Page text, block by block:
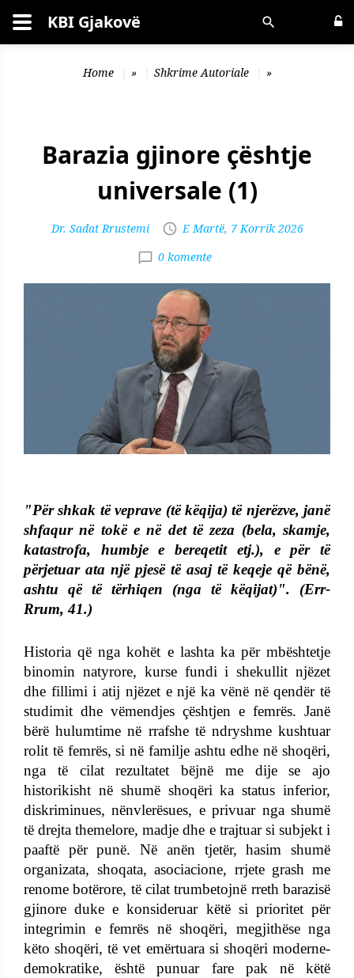
Kërko KBI Gjakovë
Home » Shkrime Autoriale »
Barazia gjinore çështje
universale (1)
Dr. Sadat Rrustemi
E Martë, 7 Korrik 2026
0 komente
"Për shkak të veprave (të këqija) të njerëzve, janë
shfaqur në tokë e në det të zeza (bela, skamje,
katastrofa, humbje e bereqetit etj.), e për të
përjetuar ata një pjesë të asaj të keqeje që bënë,
ashtu që të tërhiqen (nga të këqijat)". (Err-
Rrum, 41.)
Historia që nga kohët e lashta ka për mbështetje
binomin natyrore, kurse fundi i shekullit njëzet
dhe fillimi i atij njëzet e një ka vënë në qendër të
studimit dhe vëmendjes çështjen e femrës. Janë
bërë hulumtime në rrafshe të ndryshme kushtuar
rolit të femrës, si në familje ashtu edhe në shoqëri,
nga të cilat rezultatet bëjnë me dije se ajo
historikisht në shumë shoqëri ka status inferior,
diskriminues, nënvlerësues, e privuar nga shumë
të drejta themelore, madje dhe e trajtuar si subjekt i
paaftë për punë. Në anën tjetër, hasim shumë
organizata, shoqata, asociacione, rrjete grash me
renome botërore, të cilat trumbetojnë rreth barazisë
gjinore duke e konsideruar këtë si prioritet për
integrimin e femrës në shoqëri, megjithëse nga
këto shoqëri, të vet emërtuara si shoqëri moderne-
demokratike, është punuar fare pak në këtë